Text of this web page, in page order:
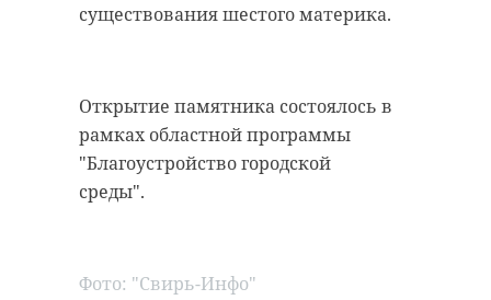
существования шестого материка.
Открытие памятника состоялось в
рамках областной программы
"Благоустройство городской
среды".
Фото: "Свирь-Инфо"
чемпионами и что
ждать от ...
28 ноября 2019, 13:49
Фабрика из
малышей
одеждой ...
04 июня, 07:16